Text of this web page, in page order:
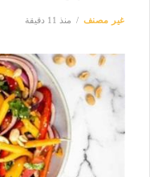
غير مصنف منذ 11 دقيقة